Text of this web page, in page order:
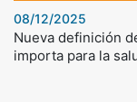
08/12/2025
Nueva definición
importa para la